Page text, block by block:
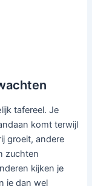
tafereel. Je
komt terwijl
groeit, andere
zuchten
kijken je
je dan wel